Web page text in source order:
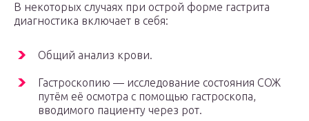
В некоторых случаях при острой форме гастрита
диагностика включает в себя:
Общий анализ крови.
Гастроскопию — исследование состояния СОЖ
путём её осмотра с помощью гастроскопа,
вводимого пациенту через рот.